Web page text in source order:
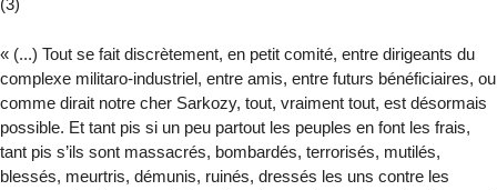
(3)
« (...) Tout se fait discrètement, en petit comité, entre dirigeants du
complexe militaro-industriel, entre amis, entre futurs bénéficiaires, ou
comme dirait notre cher Sarkozy, tout, vraiment tout, est désormais
possible. Et tant pis si un peu partout les peuples en font les frais,
tant pis s’ils sont massacrés, bombardés, terrorisés, mutilés,
blessés, meurtris, démunis, ruinés, dressés les uns contre les